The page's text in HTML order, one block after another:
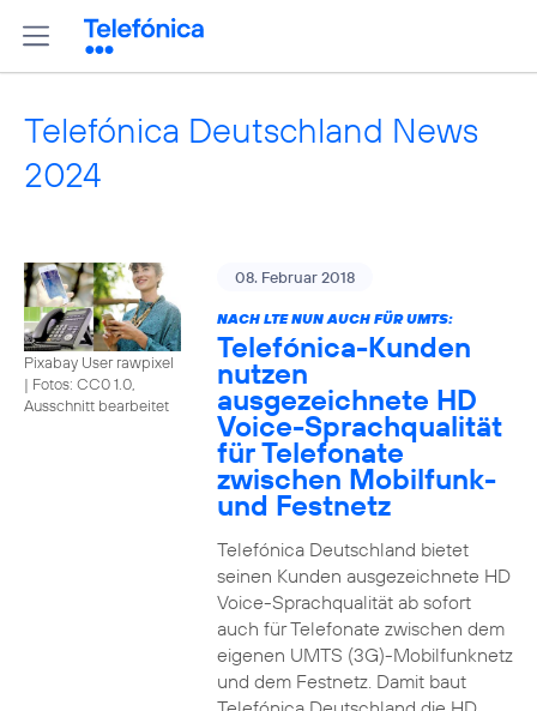
Telefónica Deutschland News
2024
Pixabay User rawpixel
| Fotos: CC0 1.0,
Ausschnitt bearbeitet
08. Februar 2018
NACH LTE NUN AUCH FÜR UMTS:
Telefónica-Kunden
nutzen
ausgezeichnete HD
Voice-Sprachqualität
für Telefonate
zwischen Mobilfunk-
und Festnetz
Telefónica Deutschland bietet
seinen Kunden ausgezeichnete HD
Voice-Sprachqualität ab sofort
auch für Telefonate zwischen dem
eigenen UMTS (3G)-Mobilfunknetz
und dem Festnetz. Damit baut